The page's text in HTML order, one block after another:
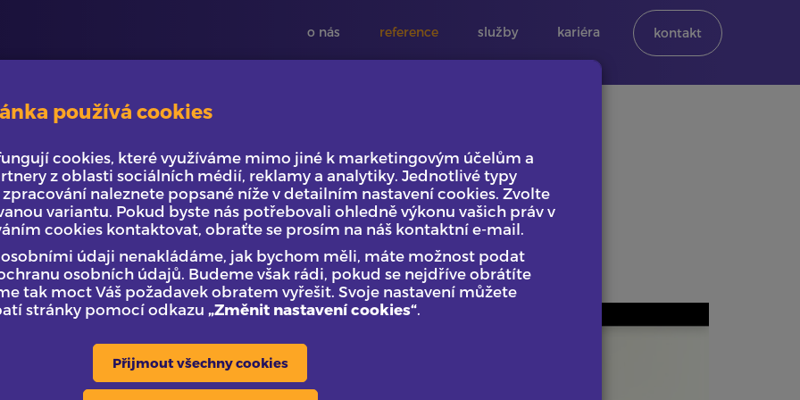
o nás reference služby kariéra kontakt
veronika musilová
Veronika Musilová
používá cookies
cookies, které využíváme mimo jiné k marketingovým účelům a
z oblasti sociálních médií, reklamy a analytiky. Jednotlivé typy
naleznete popsané níže v detailním nastavení cookies. Zvolte
variantu. Pokud byste nás potřebovali ohledně výkonu vašich práv v
cookies kontaktovat, obraťte se prosím na náš kontaktní e-mail.
osobními údaji nenakládáme, jak bychom měli, máte možnost podat
osobních údajů. Budeme však rádi, pokud se nejdříve obrátíte
tak moct Váš požadavek obratem vyřešit. Svoje nastavení můžete
stránky pomocí odkazu „Změnit nastavení cookies“.
Přijmout všechny cookies